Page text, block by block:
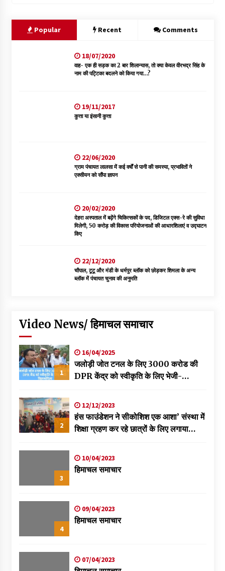
Popular Recent Comments
18/07/2020
वाह- एक ही सड़क का 2 बार शिलान्यास, तो क्या केवल वीरभद्र सिंह के
नाम की पट्टिका बदलने को किया गया…?
19/11/2017
कुत्ता या इंसानी कुत्ता
22/06/2020
ग्राम पंचायत लालसा में कई वर्षों से पानी की समस्या, प्रभावितों ने
एक्सीयन को सौंपा ज्ञापन
20/02/2020
देहरा अस्पताल में बढ़ेंगे चिकित्सकों के पद, डिजिटल एक्स-रे की सुविधा
मिलेगी, 50 करोड़ की विकास परियोजनाओं की आधारशिलाएं व उद्घाटन
किए
22/12/2020
चौपाल, टूटू और मंडी के धर्मपुर ब्लॉक को छोड़कर शिमला के अन्य
ब्लॉक में पंचायत चुनाव की अनुमति
Video News/ हिमाचल समाचार
1
16/04/2025
जलोड़ी जोत टनल के लिए 3000 करोड की
DPR केंद्र को स्वीकृति के लिए भेजी-
2
12/12/2023
हंस फाउंडेशन ने सीकोशिश एक आशा’ संस्था में
शिक्षा ग्रहण कर रहे छात्रों के लिए लगाया
3
10/04/2023
हिमाचल समाचार
4
09/04/2023
हिमाचल समाचार
07/04/2023